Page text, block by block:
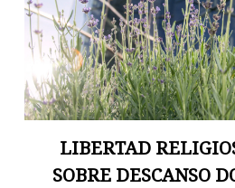
LIBERTAD
SOBRE DESCANSO